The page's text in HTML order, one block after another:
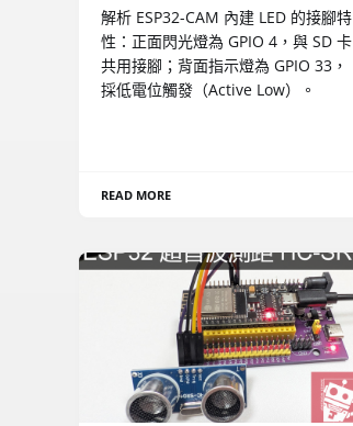
解析 ESP32-CAM 內建 LED 的接腳特
性：正面閃光燈為 GPIO 4，與 SD 卡
共用接腳；背面指示燈為 GPIO 33，
採低電位觸發（Active Low）。
READ MORE